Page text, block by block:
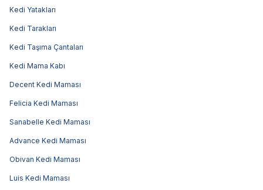
Kedi Yatakları
Kedi Tarakları
Kedi Taşıma Çantaları
Kedi Mama Kabı
Decent Kedi Maması
Felicia Kedi Maması
Sanabelle Kedi Maması
Advance Kedi Maması
Obivan Kedi Maması
Luis Kedi Maması